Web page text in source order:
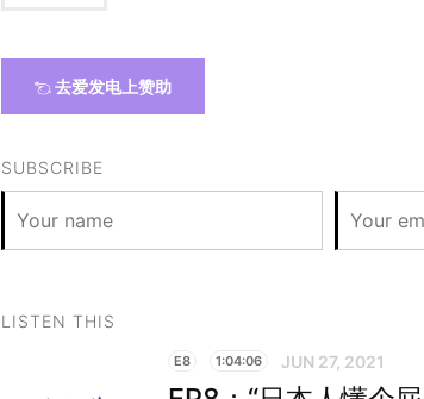
去爱发电上赞助
SUBSCRIBE
LISTEN THIS
E8 1:04:06 JUN 27, 2021